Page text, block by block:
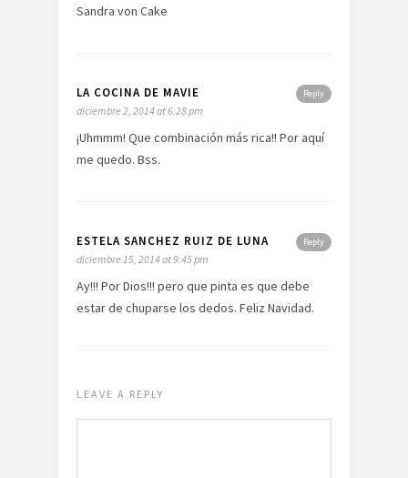
Sandra von Cake
Reply
LA COCINA DE MAVIE
diciembre 2, 2014 at 6:28 pm
¡Uhmmm! Que combinación más rica!! Por aquí
me quedo. Bss.
Reply
ESTELA SANCHEZ RUIZ DE LUNA
diciembre 15, 2014 at 9:45 pm
Ay!!! Por Dios!!! pero que pinta es que debe
estar de chuparse los dedos. Feliz Navidad.
LEAVE A REPLY